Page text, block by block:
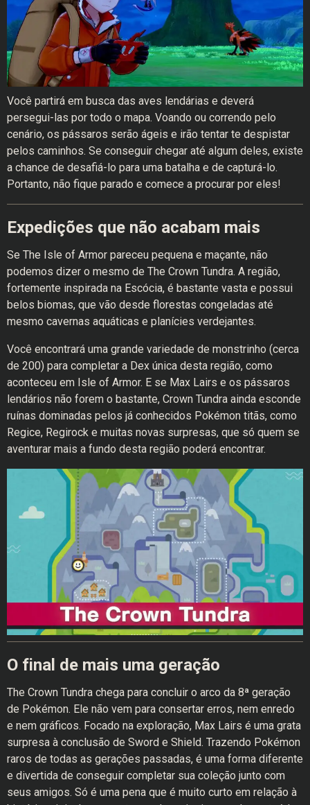
Você partirá em busca das aves lendárias e deverá
persegui-las por todo o mapa. Voando ou correndo pelo
cenário, os pássaros serão ágeis e irão tentar te despistar
pelos caminhos. Se conseguir chegar até algum deles, existe
a chance de desafiá-lo para uma batalha e de capturá-lo.
Portanto, não fique parado e comece a procurar por eles!
Expedições que não acabam mais
Se The Isle of Armor pareceu pequena e maçante, não
podemos dizer o mesmo de The Crown Tundra. A região,
fortemente inspirada na Escócia, é bastante vasta e possui
belos biomas, que vão desde florestas congeladas até
mesmo cavernas aquáticas e planícies verdejantes.
Você encontrará uma grande variedade de monstrinho (cerca
de 200) para completar a Dex única desta região, como
aconteceu em Isle of Armor. E se Max Lairs e os pássaros
lendários não forem o bastante, Crown Tundra ainda esconde
ruínas dominadas pelos já conhecidos Pokémon titãs, como
Regice, Regirock e muitas novas surpresas, que só quem se
aventurar mais a fundo desta região poderá encontrar.
O final de mais uma geração
The Crown Tundra chega para concluir o arco da 8ª geração
de Pokémon. Ele não vem para consertar erros, nem enredo
e nem gráficos. Focado na exploração, Max Lairs é uma grata
surpresa à conclusão de Sword e Shield. Trazendo Pokémon
raros de todas as gerações passadas, é uma forma diferente
e divertida de conseguir completar sua coleção junto com
seus amigos. Só é uma pena que é muito curto em relação à